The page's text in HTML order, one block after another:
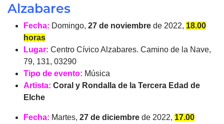
Alzabares
Fecha: Domingo, 27 de noviembre de 2022, 18.00
horas
Lugar: Centro Cívico Alzabares. Camino de la Nave,
79, 131, 03290
Tipo de evento: Música
Artista: Coral y Rondalla de la Tercera Edad de
Elche
Fecha: Martes, 27 de diciembre de 2022, 17.00